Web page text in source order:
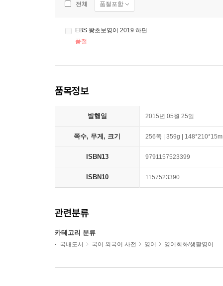
전체 품절포함
EBS 왕초보영어 2019 하편
품절
품목정보
발행일 2015년 05월 25일
쪽수, 무게, 크기 256쪽 | 359g |
ISBN13 9791157523399
ISBN10 1157523390
관련분류
카테고리 분류
국내도서 국어 외국어 사전 영어 영어회화/생활영어